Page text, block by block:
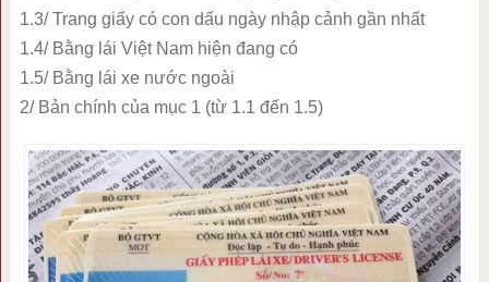
1.3/ Trang giấy có con dấu ngày nhập cảnh gần nhất
1.4/ Bằng lái Việt Nam hiện đang có
1.5/ Bằng lái xe nước ngoài
2/ Bản chính của mục 1 (từ 1.1 đến 1.5)